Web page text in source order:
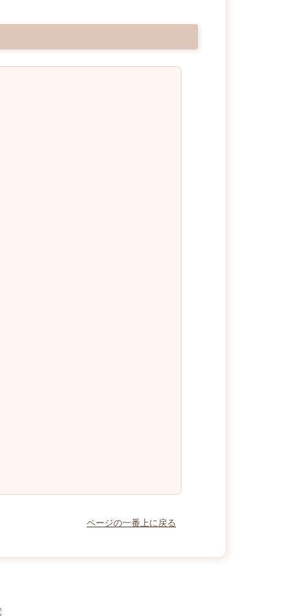
ページの一番上に戻る